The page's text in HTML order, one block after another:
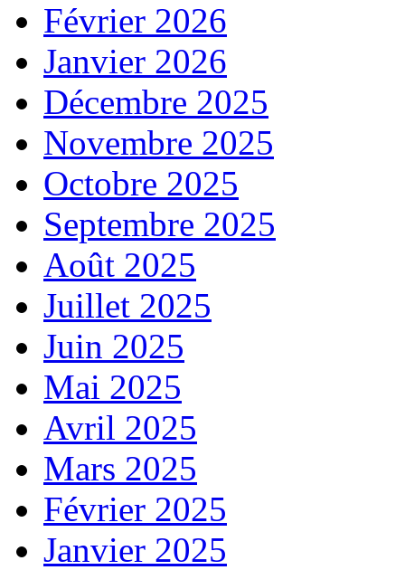
Février 2026
Janvier 2026
Décembre 2025
Novembre 2025
Octobre 2025
Septembre 2025
Août 2025
Juillet 2025
Juin 2025
Mai 2025
Avril 2025
Mars 2025
Février 2025
Janvier 2025